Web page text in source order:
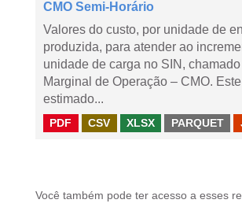
CMO Semi-Horário
Valores do custo, por unidade de
produzida, para atender ao
unidade de carga no SIN,
Marginal de Operação – CMO.
estimado...
PDF CSV XLSX PARQUET
Você também pode ter acesso a esses